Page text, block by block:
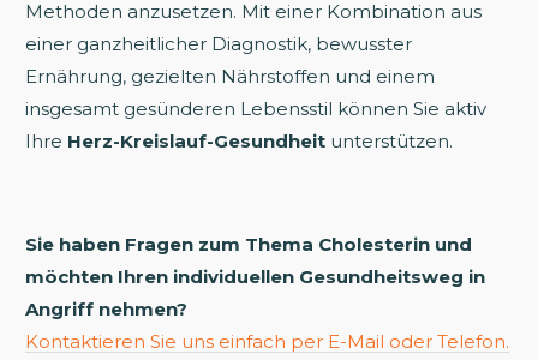
Methoden anzusetzen. Mit einer Kombination aus
einer ganzheitlicher Diagnostik, bewusster
Ernährung, gezielten Nährstoffen und einem
insgesamt gesünderen Lebensstil können Sie aktiv
Ihre Herz-Kreislauf-Gesundheit unterstützen.
Sie haben Fragen zum Thema Cholesterin und
möchten Ihren individuellen Gesundheitsweg in
Angriff nehmen?
Kontaktieren Sie uns einfach per E-Mail oder Telefon.